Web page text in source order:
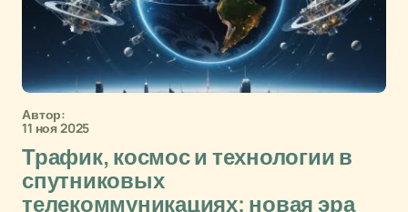
Автор:
11 ноя 2025
Трафик, космос и технологии в
спутниковых
телекоммуникациях: новая эра